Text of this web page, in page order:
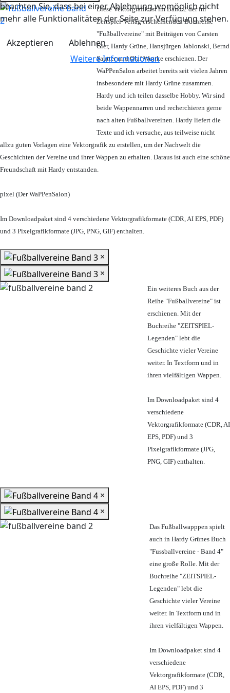
beachten Sie, dass bei einer Ablehnung womöglich nicht
mehr alle Funktionalitäten der Seite zur Verfügung stehen.
Akzeptieren
Ablehnen
Weitere Informationen
Diese Vektorgrafik ist im Band 2 der im
Zeitspiel-Verlag erscheinenden Buchreihe
"Fußballvereine" mit Beiträgen von Carsten
Gier, Hardy Grüne, Hansjürgen Jablonski, Bernd
Sautter und Olaf Wuttke erschienen. Der
WaPPenSalon arbeitet bereits seit vielen Jahren
insbesondere mit Hardy Grüne zusammen.
Hardy und ich teilen dasselbe Hobby. Wir sind
beide Wappennarren und recherchieren gerne
nach alten Fußballvereinen. Hardy liefert die
Texte und ich versuche, aus teilweise nicht
allzu guten Vorlagen eine Vektorgrafik zu erstellen, um der Nachwelt die
Geschichten der Vereine und ihrer Wappen zu erhalten. Daraus ist auch eine schöne
Freundschaft mit Hardy entstanden.
pixel (Der WaPPenSalon)
Im Downloadpaket sind 4 verschiedene Vektorgrafikformate (CDR, AI EPS, PDF)
und 3 Pixelgrafikformate (JPG, PNG, GIF) enthalten.
×
×
Ein weiteres Buch aus der
Reihe "Fußballvereine" ist
erschienen. Mit der
Buchreihe "ZEITSPIEL-
Legenden" lebt die
Geschichte vieler Vereine
weiter. In Textform und in
ihren vielfältigen Wappen.
Im Downloadpaket sind 4
verschiedene
Vektorgrafikformate (CDR, AI
EPS, PDF) und 3
Pixelgrafikformate (JPG,
PNG, GIF) enthalten.
×
×
Das Fußballwapppen spielt
auch in Hardy Grünes Buch
"Fussballvereine - Band 4"
eine große Rolle. Mit der
Buchreihe "ZEITSPIEL-
Legenden" lebt die
Geschichte vieler Vereine
weiter. In Textform und in
ihren vielfältigen Wappen.
Im Downloadpaket sind 4
verschiedene
Vektorgrafikformate (CDR,
AI EPS, PDF) und 3